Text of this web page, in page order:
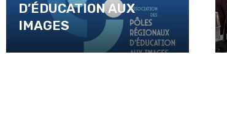
D’ÉDUCATION AUX
IMAGES